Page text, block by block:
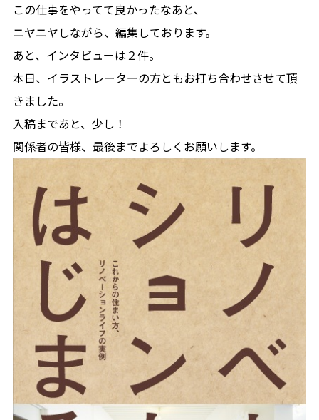
この仕事をやってて良かったなあと、
ニヤニヤしながら、編集しております。
あと、インタビューは２件。
本日、イラストレーターの方ともお打ち合わせさせて頂
きました。
入稿まであと、少し！
関係者の皆様、最後までよろしくお願いします。